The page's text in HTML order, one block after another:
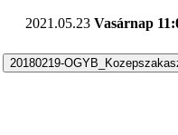
2021.05.23 Vasárnap
20180219-